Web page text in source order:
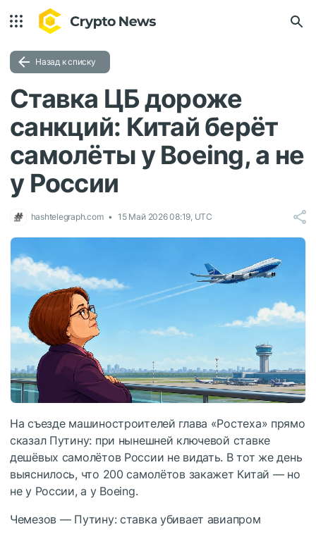
Назад к списку
Ставка ЦБ дороже
санкций: Китай берёт
самолёты у Boeing, а не
у России
hashtelegraph.com 15 Май 2026 08:19, UTC
На съезде машиностроителей глава «Ростеха» прямо
сказал Путину: при нынешней ключевой ставке
дешёвых самолётов России не видать. В тот же день
выяснилось, что 200 самолётов закажет Китай — но
не у России, а у Boeing.
Чемезов — Путину: ставка убивает авиапром